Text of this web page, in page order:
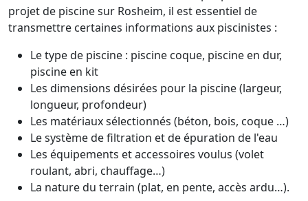
projet de piscine sur Rosheim, il est essentiel de
transmettre certaines informations aux piscinistes :
Le type de piscine : piscine coque, piscine en dur,
piscine en kit
Les dimensions désirées pour la piscine (largeur,
longueur, profondeur)
Les matériaux sélectionnés (béton, bois, coque …)
Le système de filtration et de épuration de l'eau
Les équipements et accessoires voulus (volet
roulant, abri, chauffage…)
La nature du terrain (plat, en pente, accès ardu…).